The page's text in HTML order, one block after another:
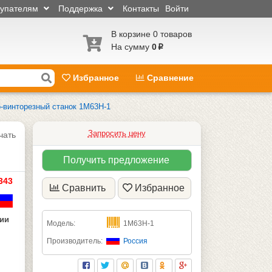
Войти
Контакты
Поддержка
В корзине 0 товаров
На сумму 0 p
Избранное Сравнение
винторезный станок 1М63Н-1
Запросить цену
Получить предложение
Сравнить Избранное
Модель: 1М63Н-1
Производитель: Россия